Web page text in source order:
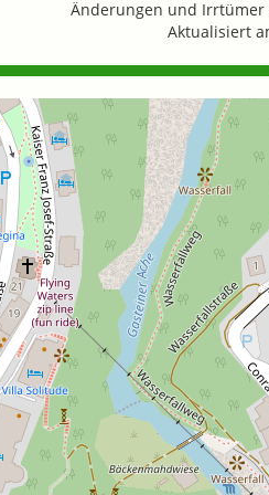
Änderungen und Irrtümer
Aktualisiert